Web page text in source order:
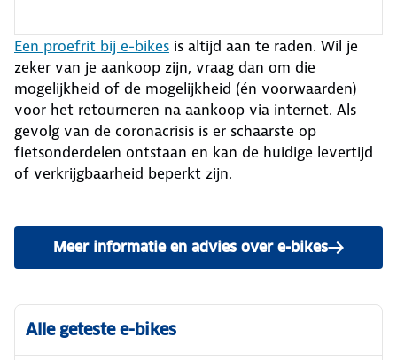
Een proefrit bij e-bikes is altijd aan te raden. Wil je
zeker van je aankoop zijn, vraag dan om die
mogelijkheid of de mogelijkheid (én voorwaarden)
voor het retourneren na aankoop via internet. Als
gevolg van de coronacrisis is er schaarste op
fietsonderdelen ontstaan en kan de huidige levertijd
of verkrijgbaarheid beperkt zijn.
Meer informatie en advies over e-bikes
Alle geteste e-bikes